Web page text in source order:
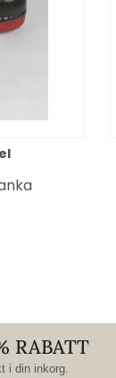
RABATT
i din inkorg.